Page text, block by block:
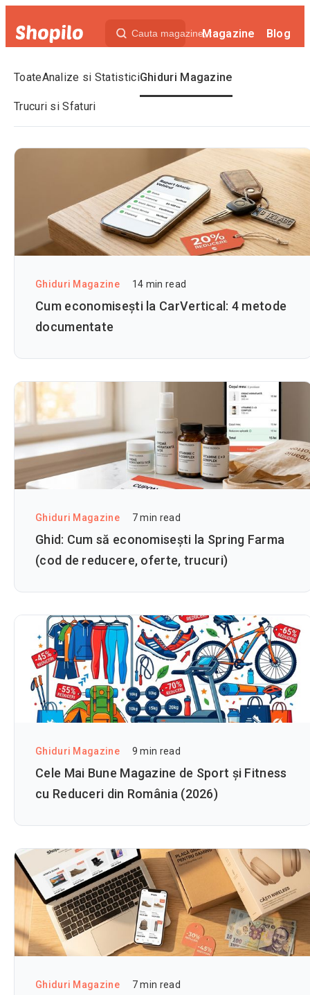
Magazine Blog
ToateAnalize si StatisticiGhiduri Magazine
Trucuri si Sfaturi
Ghiduri Magazine 14 min read
Cum economisești la CarVertical: 4 metode
documentate
Ghiduri Magazine 7min read
Ghid: Cum să economisești la Spring Farma
(cod de reducere, oferte, trucuri)
Ghiduri Magazine 9 min read
Cele Mai Bune Magazine de Sport și Fitness
cu Reduceri din România (2026)
Ghiduri Magazine 7min read